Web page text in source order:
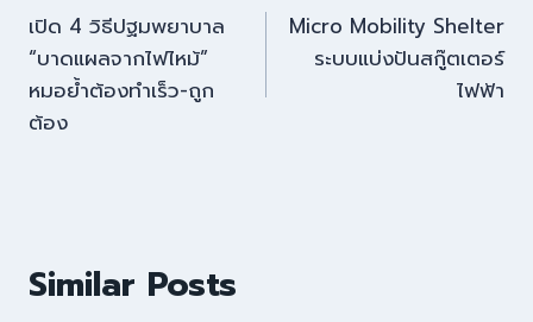
เปิด 4 วิธีปฐมพยาบาล
“บาดแผลจากไฟไหม้”
หมอย้ำต้องทำเร็ว-ถูก
ต้อง
Micro Mobility Shelter
ระบบแบ่งปันสกู๊ตเตอร์
ไฟฟ้า
Similar Posts